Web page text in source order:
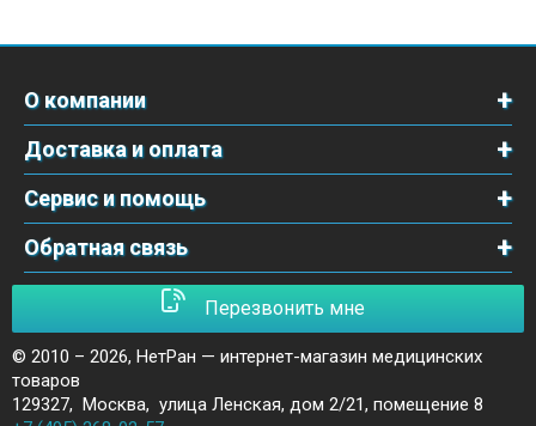
О компании
Доставка и оплата
Сервис и помощь
Обратная связь
Перезвонить мне
© 2010 – 2026, НетРан — интернет-магазин медицинских
товаров
129327, Москва, улица Ленская, дом 2/21, помещение 8